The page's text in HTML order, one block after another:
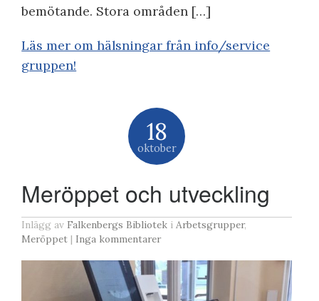
bemötande. Stora områden […]
Läs mer om hälsningar från info/service
gruppen!
18
oktober
Meröppet och utveckling
Inlägg av Falkenbergs Bibliotek iArbetsgrupper,
Meröppet | Inga kommentarer